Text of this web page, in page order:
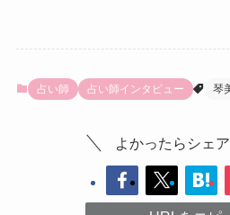
占い師 占い師インタビュー 琴
よかったらシェ